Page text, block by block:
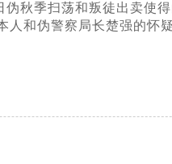
伪秋季扫荡和叛徒出卖使
人和伪警察局长楚强的怀